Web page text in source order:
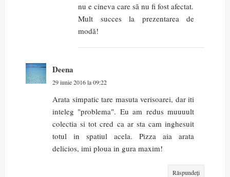
nu e cineva care să nu fi fost afectat.
Mult succes la prezentarea de
modă!
Deena
29 iunie 2016 la 09:22
Arata simpatic tare masuta verisoarei, dar iti
inteleg "problema". Eu am redus muuuult
colectia si tot cred ca ar sta cam inghesuit
totul in spatiul acela. Pizza aia arata
delicios, imi ploua in gura maxim!
Răspundeți